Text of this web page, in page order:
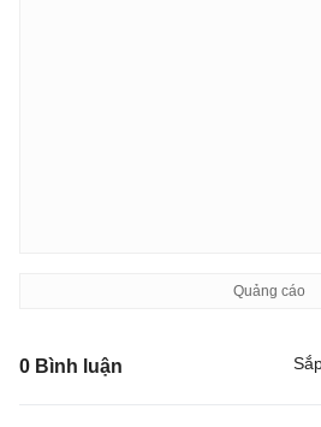
0 Bình luận